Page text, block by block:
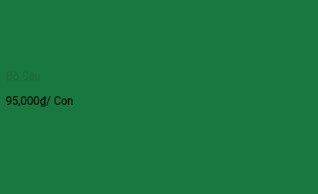
95,000₫/ Con